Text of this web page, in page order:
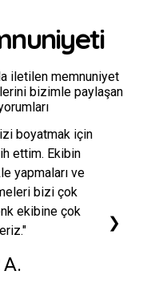
iletilen memnuniyet
bizimle paylaşan
boyatmak için
ettim. Ekibin
yapmaları ve
bizi çok
ekibine çok
A.
❯